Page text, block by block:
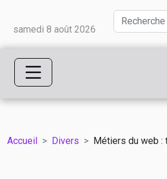
samedi 8 août 2026
Accueil Divers Métiers du web :